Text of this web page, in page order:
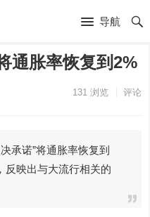
导航
通胀率恢复到2%
131浏览 评论
承诺”将通胀率恢复到
反映出与大流行相关的